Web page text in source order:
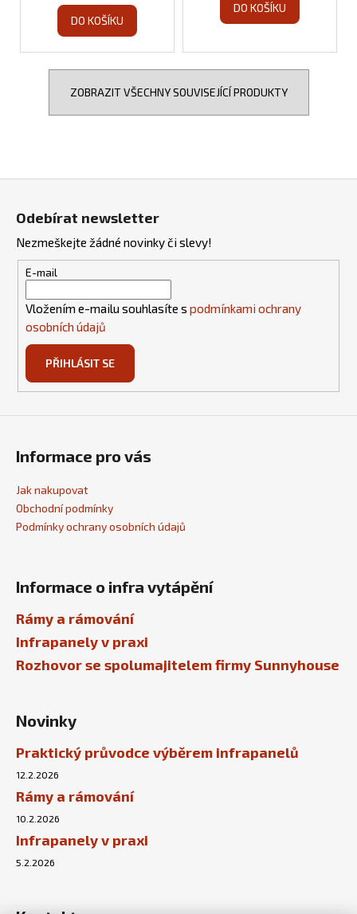
DO KOŠÍKU
DO KOŠÍKU
ZOBRAZIT VŠECHNY SOUVISEJÍCÍ PRODUKTY
Odebírat newsletter
Nezmeškejte žádné novinky či slevy!
E-mail
Vložením e-mailu souhlasíte s podmínkami ochrany
osobních údajů
PŘIHLÁSIT SE
Informace pro vás
Jak nakupovat
Obchodní podmínky
Podmínky ochrany osobních údajů
Informace o infra vytápění
Rámy a rámování
Infrapanely v praxi
Rozhovor se spolumajitelem firmy Sunnyhouse
Novinky
Praktický průvodce výběrem infrapanelů
12.2.2026
Rámy a rámování
10.2.2026
Infrapanely v praxi
5.2.2026